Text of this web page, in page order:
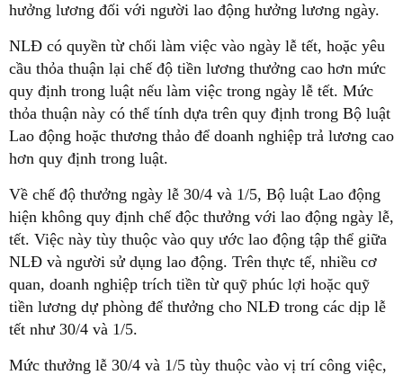
hưởng lương đối với người lao động hưởng lương ngày.
NLĐ có quyền từ chối làm việc vào ngày lễ tết, hoặc yêu
cầu thỏa thuận lại chế độ tiền lương thưởng cao hơn mức
quy định trong luật nếu làm việc trong ngày lễ tết. Mức
thỏa thuận này có thể tính dựa trên quy định trong Bộ luật
Lao động hoặc thương thảo để doanh nghiệp trả lương cao
hơn quy định trong luật.
Về chế độ thưởng ngày lễ 30/4 và 1/5, Bộ luật Lao động
hiện không quy định chế độc thưởng với lao động ngày lễ,
tết. Việc này tùy thuộc vào quy ước lao động tập thể giữa
NLĐ và người sử dụng lao động. Trên thực tế, nhiều cơ
quan, doanh nghiệp trích tiền từ quỹ phúc lợi hoặc quỹ
tiền lương dự phòng để thưởng cho NLĐ trong các dịp lễ
tết như 30/4 và 1/5.
Mức thưởng lễ 30/4 và 1/5 tùy thuộc vào vị trí công việc,